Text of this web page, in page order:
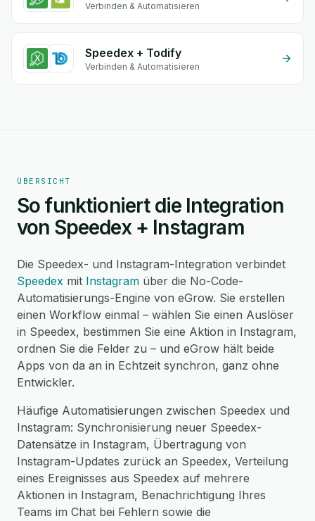
Verbinden & Automatisieren
Speedex + Todify
Verbinden & Automatisieren
ÜBERSICHT
So funktioniert die Integration
von Speedex + Instagram
Die Speedex- und Instagram-Integration verbindet
Speedex mit Instagram über die No-Code-
Automatisierungs-Engine von eGrow. Sie erstellen
einen Workflow einmal – wählen Sie einen Auslöser
in Speedex, bestimmen Sie eine Aktion in Instagram,
ordnen Sie die Felder zu – und eGrow hält beide
Apps von da an in Echtzeit synchron, ganz ohne
Entwickler.
Häufige Automatisierungen zwischen Speedex und
Instagram: Synchronisierung neuer Speedex-
Datensätze in Instagram, Übertragung von
Instagram-Updates zurück an Speedex, Verteilung
eines Ereignisses aus Speedex auf mehrere
Aktionen in Instagram, Benachrichtigung Ihres
Teams im Chat bei Fehlern sowie die